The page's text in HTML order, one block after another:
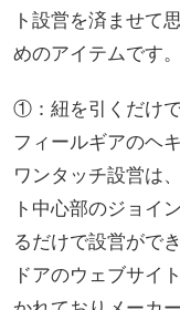
ト設営を済ませて
めのアイテムです。
①：紐を引くだけ
フィールギアのヘ
ワンタッチ設営は
ト中心部のジョイ
るだけで設営がで
ドアのウェブサイ